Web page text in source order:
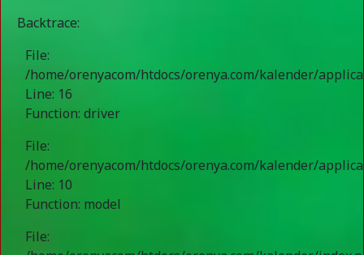
Backtrace:
File:
/home/orenyacom/htdocs/orenya.com/kalender/
Line: 16
Function: driver
File:
/home/orenyacom/htdocs/orenya.com/kalender/
Line: 10
Function: model
File: